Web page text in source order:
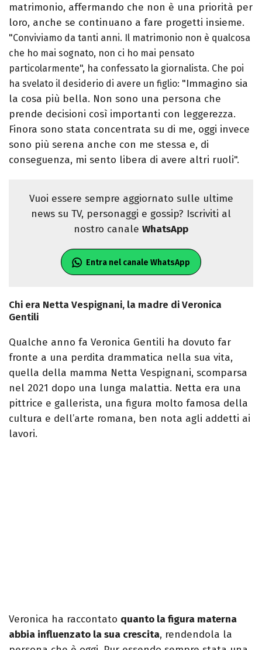
matrimonio, affermando che non è una priorità per
loro, anche se continuano a fare progetti insieme.
"Conviviamo da tanti anni. Il matrimonio non è qualcosa
che ho mai sognato, non ci ho mai pensato
particolarmente", ha confessato la giornalista. Che poi
ha svelato il desiderio di avere un figlio: "Immagino sia
la cosa più bella. Non sono una persona che
prende decisioni così importanti con leggerezza.
Finora sono stata concentrata su di me, oggi invece
sono più serena anche con me stessa e, di
conseguenza, mi sento libera di avere altri ruoli".
Vuoi essere sempre aggiornato sulle ultime
news su TV, personaggi e gossip? Iscriviti al
nostro canale WhatsApp
Entra nel canale WhatsApp
Chi era Netta Vespignani, la madre di Veronica
Gentili
Qualche anno fa Veronica Gentili ha dovuto far
fronte a una perdita drammatica nella sua vita,
quella della mamma Netta Vespignani, scomparsa
nel 2021 dopo una lunga malattia. Netta era una
pittrice e gallerista, una figura molto famosa della
cultura e dell’arte romana, ben nota agli addetti ai
lavori.
Veronica ha raccontato quanto la figura materna
abbia influenzato la sua crescita, rendendola la